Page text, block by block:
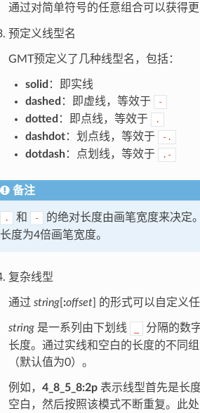
通过对简单符号的任意组合可以获得
预定义线型名
GMT预定义了几种线型名，包括：
solid ：即实线
dashed ：即虚线，等效于 -
dotted ：即点线，等效于 .
dashdot：划点线，等效于 -.
dotdash：点划线，等效于 .-
备注
. 和 - 的绝对长度由画笔宽度来决定。
长度为4倍画笔宽度。
复杂线型
通过 string[ :offset] 的形式可以自定义
string是一系列由下划线
分隔的数
长度。通过实线和空白的长度的不同
（默认值为0）。
例如， 4_8_5_8:2p表示线型首先是长
空白，然后按照该模式不断重复。此